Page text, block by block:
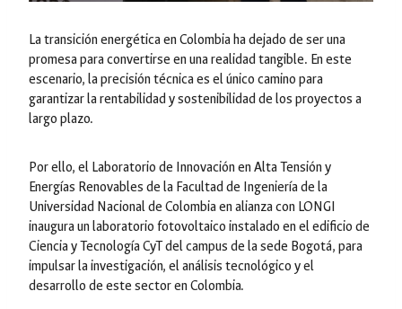
La transición energética en Colombia ha dejado de ser una
promesa para convertirse en una realidad tangible. En este
escenario, la precisión técnica es el único camino para
garantizar la rentabilidad y sostenibilidad de los proyectos a
largo plazo.
Por ello, el Laboratorio de Innovación en Alta Tensión y
Energías Renovables de la Facultad de Ingeniería de la
Universidad Nacional de Colombia en alianza con LONGI
inaugura un laboratorio fotovoltaico instalado en el edificio de
Ciencia y Tecnología CyT del campus de la sede Bogotá, para
impulsar la investigación, el análisis tecnológico y el
desarrollo de este sector en Colombia.